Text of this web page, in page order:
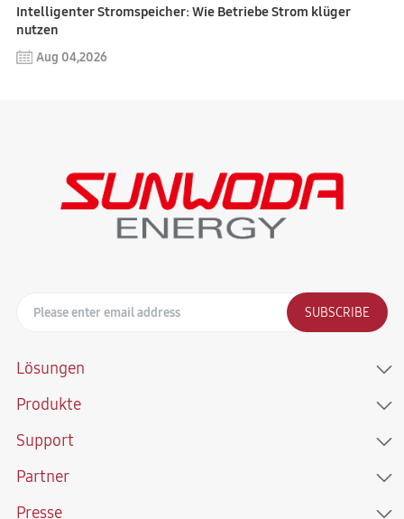
Intelligenter Stromspeicher: Wie Betriebe Strom klüger
nutzen
Aug 04,2026
SUBSCRIBE
Lösungen
Produkte
Support
Partner
Presse